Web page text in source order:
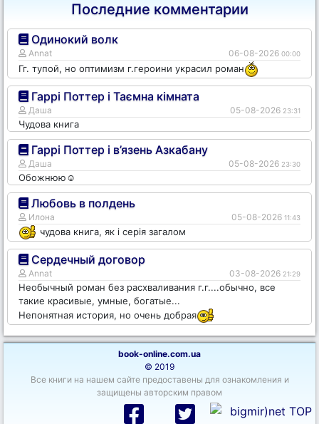
Последние комментарии
Одинокий волк
Annat 06-08-2026 00:00
Гг. тупой, но оптимизм г.героини украсил роман
Гаррі Поттер і Таємна кімната
Даша 05-08-2026 23:31
Чудова книга
Гаррі Поттер і в’язень Азкабану
Даша 05-08-2026 23:30
Обожнюю☺️
Любовь в полдень
Илона 05-08-2026 11:43
чудова книга, як і серія загалом
Сердечный договор
Annat 03-08-2026 21:29
Необычный роман без расхваливания г.г....обычно, все
такие красивые, умные, богатые...
Непонятная история, но очень добрая
book-online.com.ua
© 2019
Все книги на нашем сайте предоставены для ознакомления и
защищены авторским правом